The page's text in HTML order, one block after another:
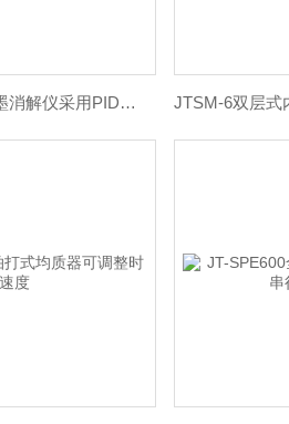
JTSM-12节能高效石墨消解仪采用PID技术控温高